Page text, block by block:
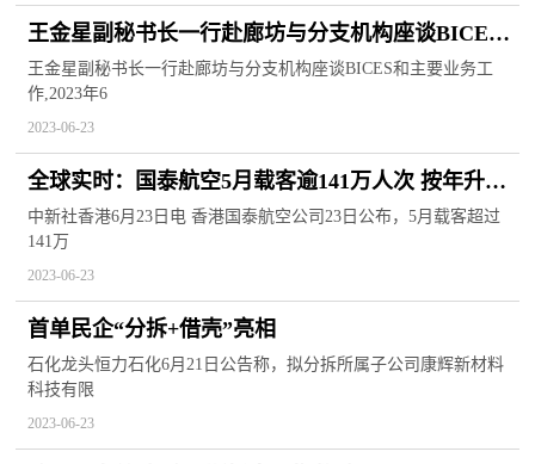
王金星副秘书长一行赴廊坊与分支机构座谈BICES
和主要业务工作
王金星副秘书长一行赴廊坊与分支机构座谈BICES和主要业务工
作,2023年6
2023-06-23
全球实时：国泰航空5月载客逾141万人次 按年升逾
23倍
中新社香港6月23日电 香港国泰航空公司23日公布，5月载客超过
141万
2023-06-23
首单民企“分拆+借壳”亮相
石化龙头恒力石化6月21日公告称，拟分拆所属子公司康辉新材料
科技有限
2023-06-23